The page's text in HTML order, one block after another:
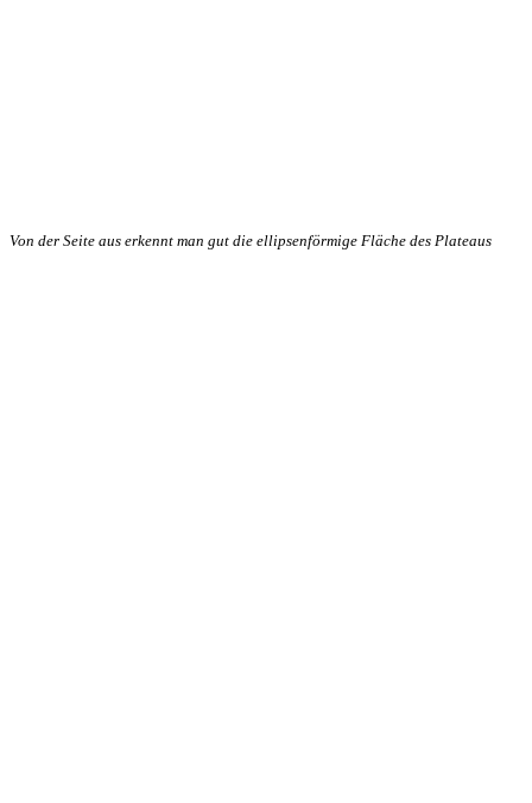
Von der Seite aus erkennt man gut die ellipsenförmige Fläche des Plateaus